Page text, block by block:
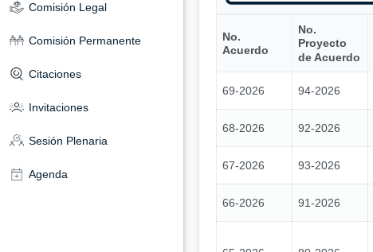
Comisión Legal
Comisión Permanente
Citaciones
Invitaciones
Sesión Plenaria
Agenda
No.
Acuerdo
No.
Proyecto
de Acuerdo
69-2026 94-2026
68-2026 92-2026
67-2026 93-2026
66-2026 91-2026